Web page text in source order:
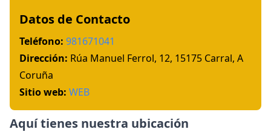
Datos de Contacto
Teléfono: 981671041
Dirección: Rúa Manuel Ferrol, 12, 15175 Carral, A
Coruña
Sitio web: WEB
Aquí tienes nuestra ubicación